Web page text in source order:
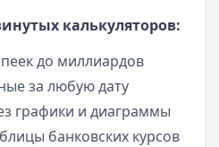
Альфа-Банка
калькуляторов:
до миллиардов
за любую дату
графики и диаграммы
банковских курсов